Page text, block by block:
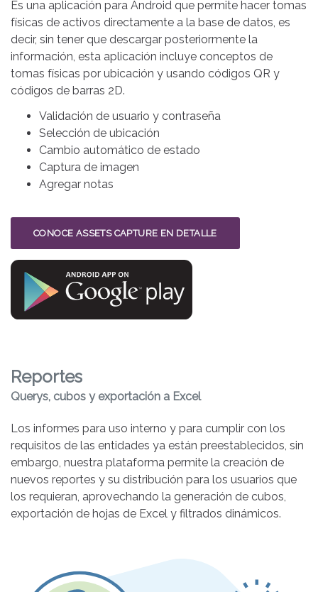
Es una aplicación para Android que permite hacer tomas
físicas de activos directamente a la base de datos, es
decir, sin tener que descargar posteriormente la
información, esta aplicación incluye conceptos de
tomas físicas por ubicación y usando códigos QR y
códigos de barras 2D.
Validación de usuario y contraseña
Selección de ubicación
Cambio automático de estado
Captura de imagen
Agregar notas
CONOCE ASSETS CAPTURE EN DETALLE
Reportes
Querys, cubos y exportación a Excel
Los informes para uso interno y para cumplir con los
requisitos de las entidades ya están preestablecidos, sin
embargo, nuestra plataforma permite la creación de
nuevos reportes y su distribución para los usuarios que
los requieran, aprovechando la generación de cubos,
exportación de hojas de Excel y filtrados dinámicos.